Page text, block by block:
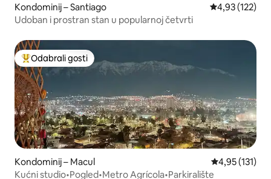
Kondominij – Santiago Prosječna
4,93 (122)
Udoban i prostran stan u popularnoj četvrti
Među najviše rangiranima s oznakom „Odabrali gosti”
Odabrali gosti
Kondominij – Macul Prosječna
4,95 (131)
Kućni studio•Pogled•Metro Agrícola•Parkiralište